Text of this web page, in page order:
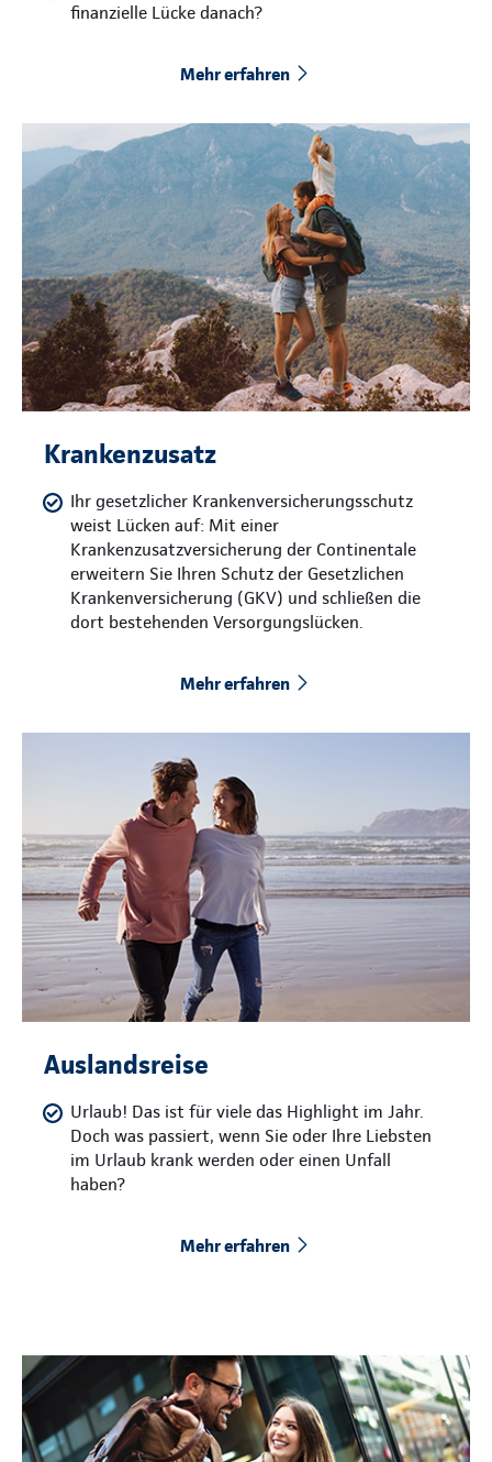
finanzielle Lücke danach?
Mehr erfahren
Krankenzusatz
Ihr gesetzlicher Krankenversicherungsschutz
weist Lücken auf: Mit einer
Krankenzusatzversicherung der Continentale
erweitern Sie Ihren Schutz der Gesetzlichen
Krankenversicherung (GKV) und schließen die
dort bestehenden Versorgungslücken.
Mehr erfahren
Auslandsreise
Urlaub! Das ist für viele das Highlight im Jahr.
Doch was passiert, wenn Sie oder Ihre Liebsten
im Urlaub krank werden oder einen Unfall
haben?
Mehr erfahren